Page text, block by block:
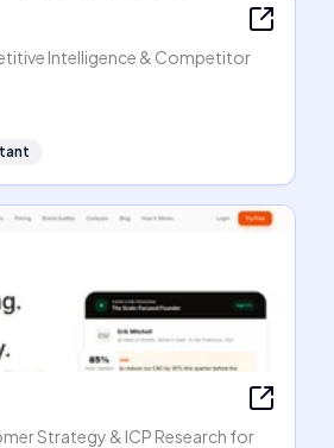
Intelligence & Competitor
Strategy & ICP Research for